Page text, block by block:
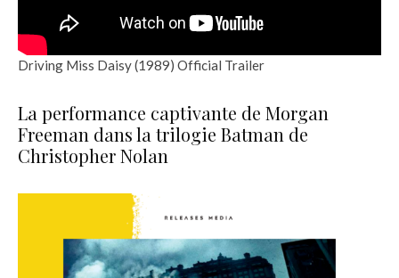
Driving Miss Daisy (1989) Official Trailer
La performance captivante de Morgan
Freeman dans la trilogie Batman de
Christopher Nolan